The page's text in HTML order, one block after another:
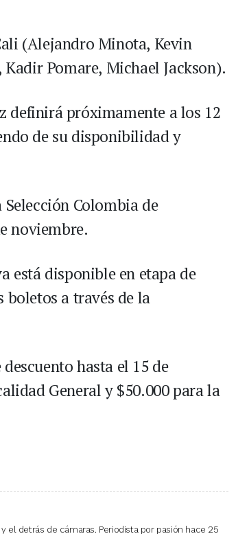
(Alejandro Minota, Kevin
Pomare, Michael Jackson).
definirá próximamente a los 12
de su disponibilidad y
Colombia de
noviembre.
está disponible en etapa de
a través de la
hasta el 15 de
General y $50.000 para la
el detrás de cámaras. Periodista por pasión hace 25